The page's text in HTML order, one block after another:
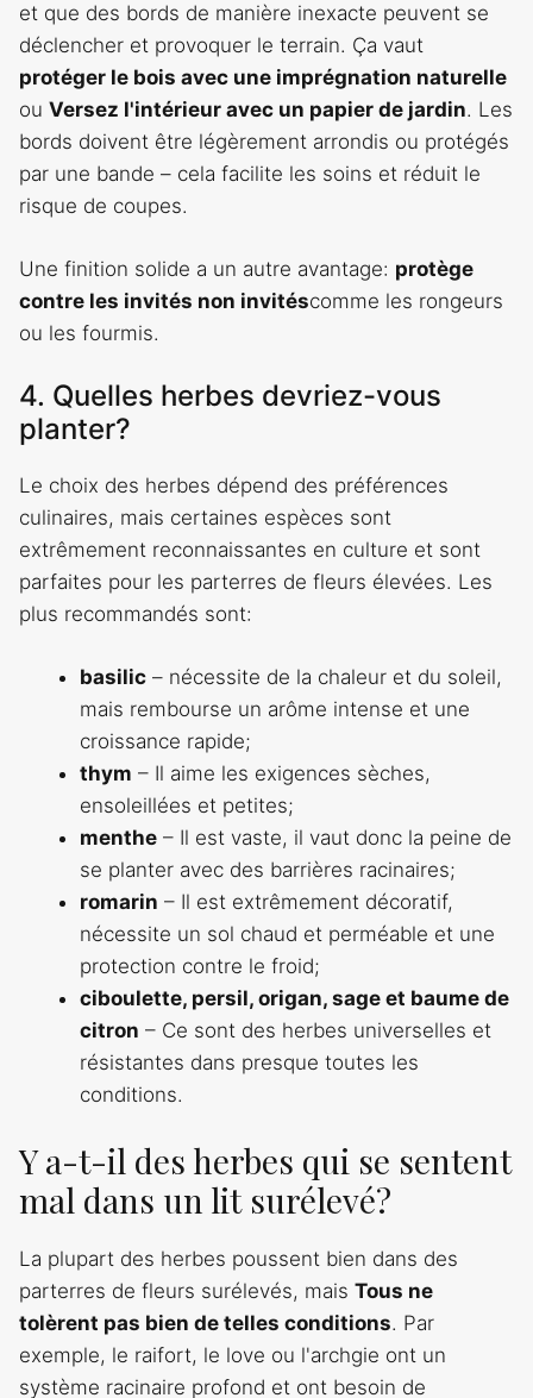
et que des bords de manière inexacte peuvent se
déclencher et provoquer le terrain. Ça vaut
protéger le bois avec une imprégnation naturelle
ou Versez l'intérieur avec un papier de jardin. Les
bords doivent être légèrement arrondis ou protégés
par une bande – cela facilite les soins et réduit le
risque de coupes.
Une finition solide a un autre avantage: protège
contre les invités non invitéscomme les rongeurs
ou les fourmis.
4. Quelles herbes devriez-vous
planter?
Le choix des herbes dépend des préférences
culinaires, mais certaines espèces sont
extrêmement reconnaissantes en culture et sont
parfaites pour les parterres de fleurs élevées. Les
plus recommandés sont:
basilic – nécessite de la chaleur et du soleil,
mais rembourse un arôme intense et une
croissance rapide;
thym – Il aime les exigences sèches,
ensoleillées et petites;
menthe – Il est vaste, il vaut donc la peine de
se planter avec des barrières racinaires;
romarin – Il est extrêmement décoratif,
nécessite un sol chaud et perméable et une
protection contre le froid;
ciboulette, persil, origan, sage et baume de
citron – Ce sont des herbes universelles et
résistantes dans presque toutes les
conditions.
Y a-t-il des herbes qui se sentent
mal dans un lit surélevé?
La plupart des herbes poussent bien dans des
parterres de fleurs surélevés, mais Tous ne
tolèrent pas bien de telles conditions. Par
exemple, le raifort, le love ou l'archgie ont un
système racinaire profond et ont besoin de